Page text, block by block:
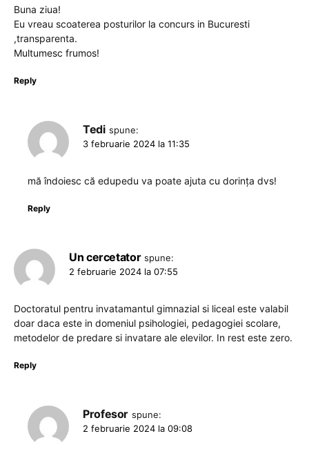
Buna ziua!
Eu vreau scoaterea posturilor la concurs in Bucuresti
,transparenta.
Multumesc frumos!
Reply
Tedi spune:
3 februarie 2024 la 11:35
mă îndoiesc că edupedu va poate ajuta cu dorința dvs!
Reply
Un cercetator spune:
2 februarie 2024 la 07:55
Doctoratul pentru invatamantul gimnazial si liceal este valabil
doar daca este in domeniul psihologiei, pedagogiei scolare,
metodelor de predare si invatare ale elevilor. In rest este zero.
Reply
Profesor spune:
2 februarie 2024 la 09:08